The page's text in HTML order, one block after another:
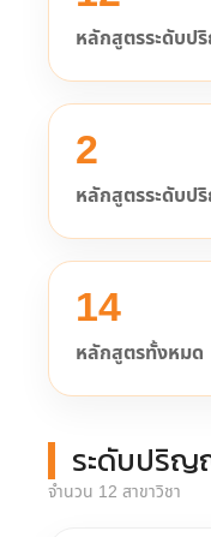
หลักสูตรระดับป
2
หลักสูตรระดับป
14
หลักสูตรทั้งหมด
ระดับปริ
จำนวน 12 สาขาวิชา